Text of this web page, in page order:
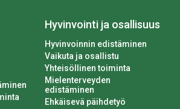
Hyvinvointi ja osallisuus
Hyvinvoinnin edistäminen
Vaikuta ja osallistu
Yhteisöllinen toiminta
Mielenterveyden
edistäminen
Ehkäisevä päihdetyö